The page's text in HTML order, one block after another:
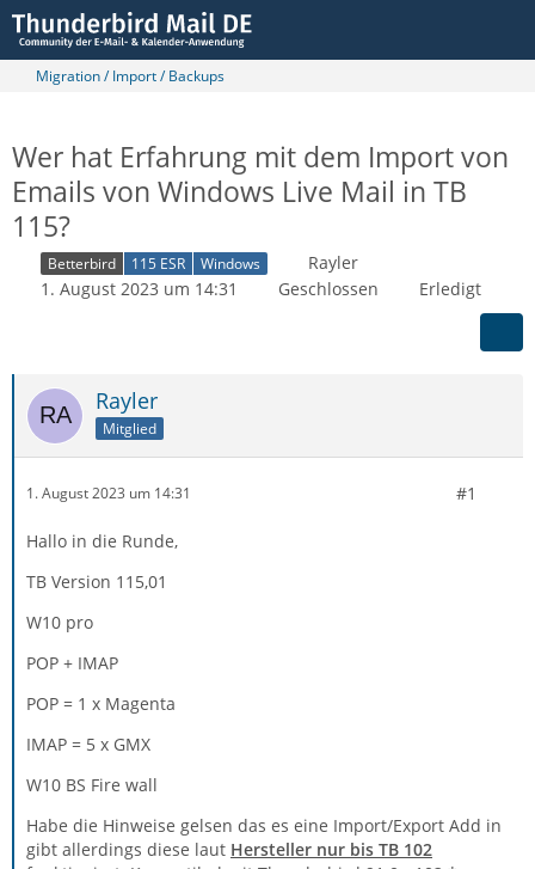
Migration / Import / Backups
Wer hat Erfahrung mit dem Import von
Emails von Windows Live Mail in TB
115?
Betterbird 115 ESR Windows
Rayler
1. August 2023 um 14:31
Geschlossen Erledigt
Rayler
Mitglied
1. August 2023 um 14:31 #1
Hallo in die Runde,
TB Version 115,01
W10 pro
POP + IMAP
POP = 1 x Magenta
IMAP = 5 x GMX
W10 BS Fire wall
Habe die Hinweise gelsen das es eine Import/Export Add in
gibt allerdings diese laut Hersteller nur bis TB 102